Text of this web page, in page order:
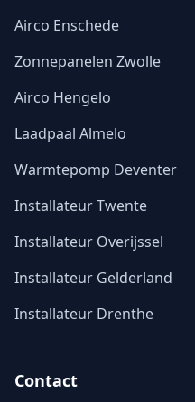
Airco Enschede
Zonnepanelen Zwolle
Airco Hengelo
Laadpaal Almelo
Warmtepomp Deventer
Installateur Twente
Installateur Overijssel
Installateur Gelderland
Installateur Drenthe
Contact